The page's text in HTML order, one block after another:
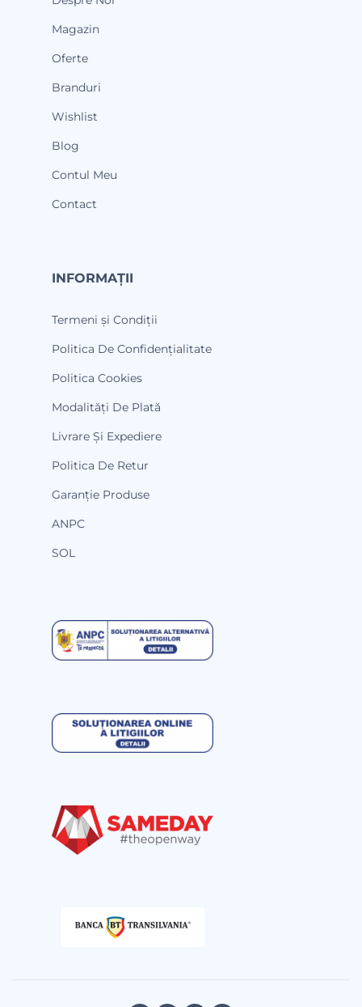
Magazin
Oferte
Branduri
Wishlist
Blog
Contul Meu
Contact
INFORMAȚII
Termeni și Condiții
Politica De Confidențialitate
Politica Cookies
Modalități De Plată
Livrare Și Expediere
Politica De Retur
Garanție Produse
ANPC
SOL